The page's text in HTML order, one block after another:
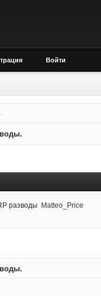
Войти
разводы Matteo_Price